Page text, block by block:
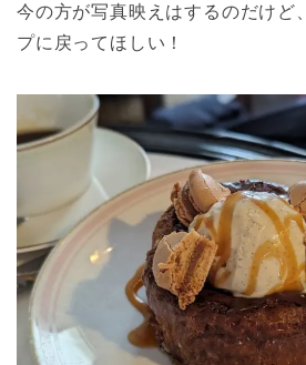
今の方が写真映えはするのだけど
プに戻ってほしい！